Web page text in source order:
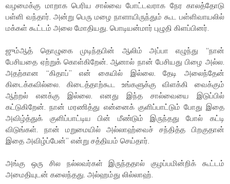
வழமைக்கு மாறாக பெரிய சால்வை போட்டவராக நேர காலத்தோடு
பள்ளி வந்தார். அன்று பெரு மழை நாளாயிருந்தும் கூட பள்ளிவாயலில்
மக்கள் கூட்டம் அலை மோதியது. பொடியன்மார் புழுதி கிளப்பினர்.
ஜும்ஆத் தொழுகை முடிந்தபின் ஆலிம் அப்பா எழுந்து “நான்
பேசியதை ஏற்றுக் கொள்கிறேன். ஆனால் நான் பேசியது பிழை அல்ல.
அதற்கான “கிதாப்” என் கையில் இல்லை. தேடி அலைந்தேன்
கிடைக்கவில்லை. கிடைத்தாற்கூட உங்களுக்கு விளக்கி வைக்கும்
ஆற்றல் எனக்கு இல்லை. எனது இந்த சால்வையை இடுப்பில்
கட்டுகிறேன். நான் மரணித்து என்னைக் குளிப்பாட்டும் போது இதை
அவிழ்த்துக் குளிப்பாட்டிய பின் மீண்டும் இருந்தது போல் கட்டி
விடுங்கள். நான் மறுமையில் அல்லாஹ்வைச் சந்தித்த பிறகுதான்
இதை அவிழ்ப்பேன்” என்று சத்தியம் செய்தார்.
அங்கு ஒரு சில நல்லவர்கள் இருந்ததால் குழப்பமின்றிக் கூட்டம்
அமைதியுடன் கலைந்தது. அல்ஹம்து லில்லாஹ்.